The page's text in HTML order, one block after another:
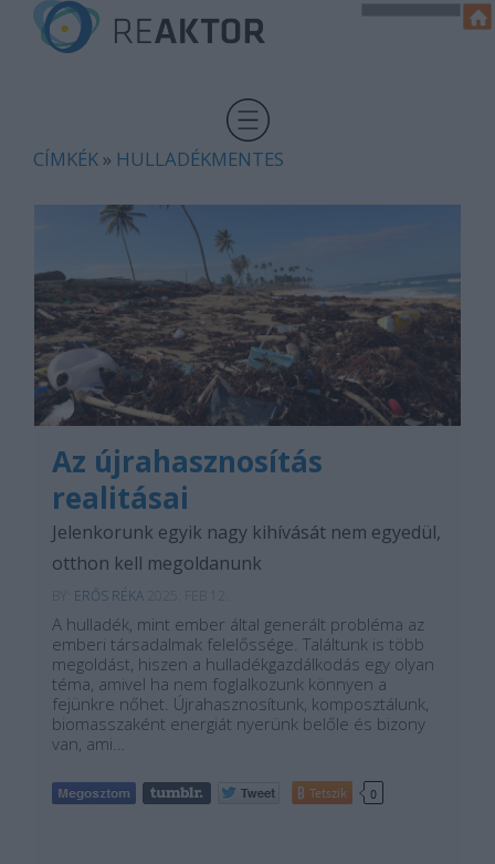
CÍMKÉK » HULLADÉKMENTES
Az újrahasznosítás
realitásai
Jelenkorunk egyik nagy kihívását nem egyedül,
otthon kell megoldanunk
ERŐS RÉKA
A hulladék, mint ember által generált probléma az
emberi társadalmak felelőssége. Találtunk is több
megoldást, hiszen a hulladékgazdálkodás egy olyan
téma, amivel ha nem foglalkozunk könnyen a
fejünkre nőhet. Újrahasznosítunk, komposztálunk,
biomasszaként energiát nyerünk belőle és bizony
van, ami…
Tetszik 0